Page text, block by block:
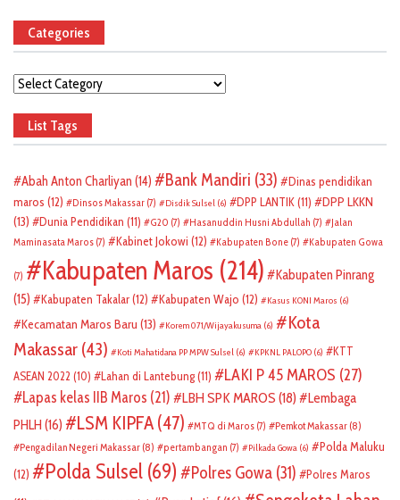
Categories
Categories
List Tags
Abah Anton Charliyan (14) Bank Mandiri (33)
Dinas pendidikan
maros (12) Dinsos Makassar (7) Disdik Sulsel (6) DPP LANTIK(11)
DPP LKKN
(13)
Dunia Pendidikan (11) G20 (7) Hasanuddin Husni Abdullah (7)
Jalan
Maminasata Maros (7) Kabinet Jokowi (12) Kabupaten Bone (7) Kabupaten Gowa
(7) Kabupaten Maros (214)
Kabupaten Pinrang
(15)
Kabupaten Takalar(12) Kabupaten Wajo (12) Kasus KONI Maros (6)
Kecamatan Maros Baru (13) Korem 071/Wijayakusuma (6)
Kota
Makassar (43) Koti Mahatidana PP MPW Sulsel (6) KPKNL PALOPO (6)
KTT
ASEAN 2022 (10) Lahan di Lantebung(11) LAKI P 45 MAROS (27)
Lapas kelas IIB Maros (21) LBH SPK MAROS (18)
Lembaga
PHLH (16) LSM KIPFA (47) MTQ di Maros (7) Pemkot Makassar (8)
Pengadilan Negeri Makassar (8) pertambangan (7) Pilkada Gowa (6)
Polda Maluku
(12)
Polda Sulsel (69) Polres Gowa (31)
Polres Maros